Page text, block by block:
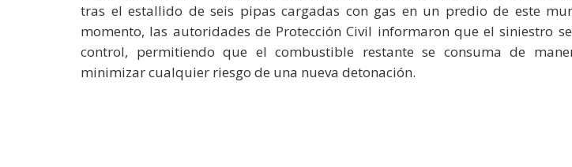
tras el estallido de seis pipas cargadas con gas en un predio de este
momento, las autoridades de Protección Civil informaron que el siniestro
control, permitiendo que el combustible restante se consuma de
minimizar cualquier riesgo de una nueva detonación.